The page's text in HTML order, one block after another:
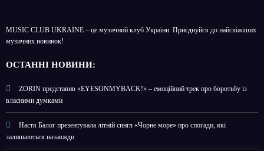
MUSIC CLUB UKRAINE – це музичний клуб України. Приєднуйся до найсвіжіших
музичних новинок!
ОСТАННІ НОВИНИ:
ZORIN представив «EYESONMYBACK!» – емоційний трек про боротьбу із
власними думками
Настя Балог презентувала літній сингл «Чорне море» про спогади, які
залишаються назавжди